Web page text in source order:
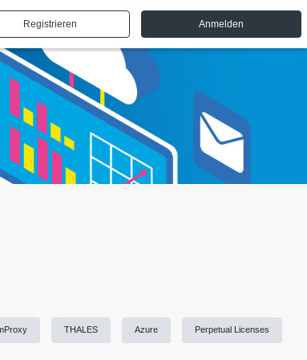
Registrieren Anmelden
THALES Azure Perpetual Licenses